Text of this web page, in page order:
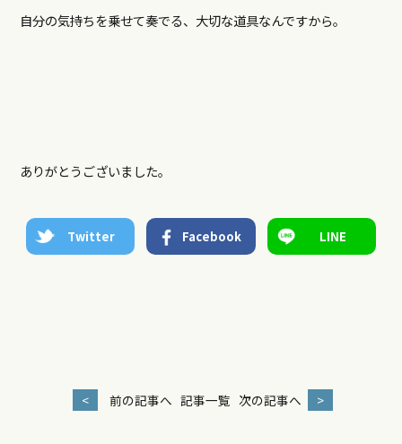
自分の気持ちを乗せて奏でる、大切な道具なんですから。
ありがとうございました。
Twitter Facebook LINE
< 前の記事へ 記事一覧 次の記事へ >